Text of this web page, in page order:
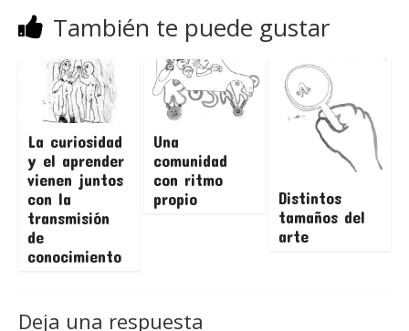
También te puede gustar
La curiosidad
y el aprender
vienen juntos
con la
transmisión
de
conocimiento
Una
comunidad
con ritmo
propio
Distintos
tamaños del
arte
Deja una respuesta